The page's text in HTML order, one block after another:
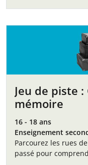
Jeu de piste
mémoire
16 - 18 ans
Enseignement
Parcourez les rues
passé pour